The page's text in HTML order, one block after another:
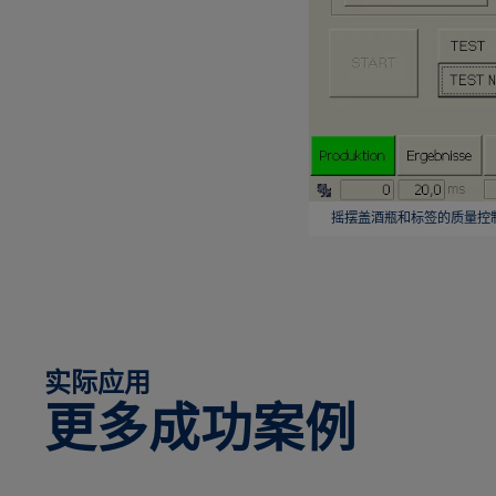
摇摆盖酒瓶和标签的质量控
实际应用
更多成功案例